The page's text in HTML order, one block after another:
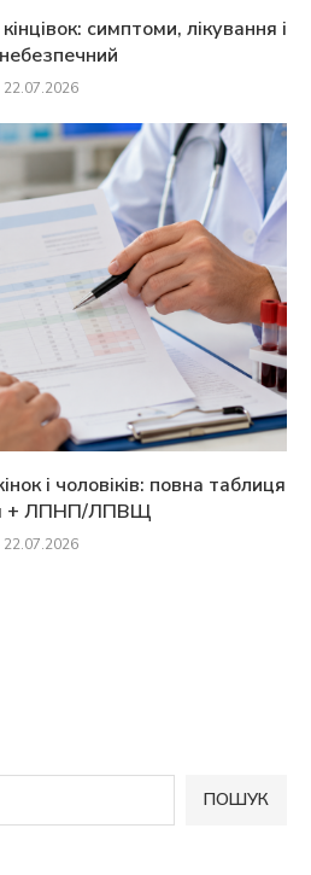
симптоми, лікування і
22.07.2026
і чоловіків: повна таблиця
+ ЛПНП/ЛПВЩ
22.07.2026
ПОШУК